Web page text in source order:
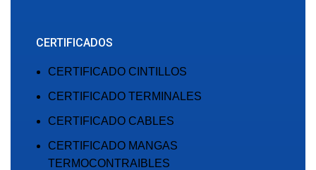
CERTIFICADOS
CERTIFICADO CINTILLOS
CERTIFICADO TERMINALES
CERTIFICADO CABLES
CERTIFICADO MANGAS
TERMOCONTRAIBLES